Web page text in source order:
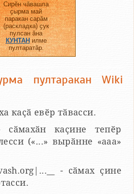
Сирӗн чӑвашла
ҫырма май
паракан сарӑм
(раскладка) ҫук
пулсан ӑна
КУНТАНилме
пултаратӑр.
пултаракан Wiki
каҫӑ евӗр тӑвасси.
- сӑмахӑн каҫине тепӗр
(«...» вырӑнне «ааа»
- сӑмах ҫине